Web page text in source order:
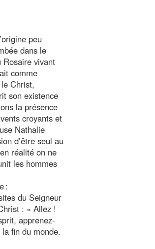
peu
dans le
Rosaire vivant
comme
Christ,
son existence
la présence
croyants et
Nathalie
d’être seul au
réalité on ne
les hommes
:
du Seigneur
: « Allez !
apprenez-
fin du monde.